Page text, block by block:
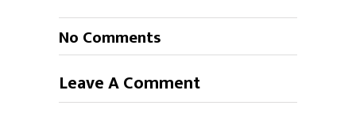
No Comments
Leave A Comment